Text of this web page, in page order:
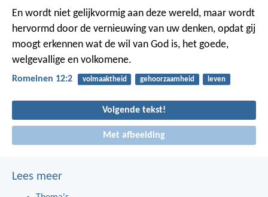
En wordt niet gelijkvormig aan deze wereld, maar wordt
hervormd door de vernieuwing van uw denken, opdat gij
moogt erkennen wat de wil van God is, het goede,
welgevallige en volkomene.
Romeinen 12:2 volmaaktheid gehoorzaamheid leven
Volgende tekst!
Met afbeelding
Lees meer